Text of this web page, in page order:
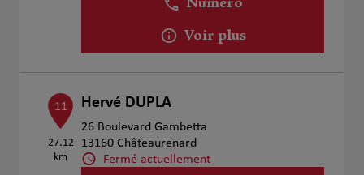
Numéro
Voir plus
11
27.12
km
Hervé DUPLA
26 Boulevard Gambetta
13160 Châteaurenard
Fermé actuellement